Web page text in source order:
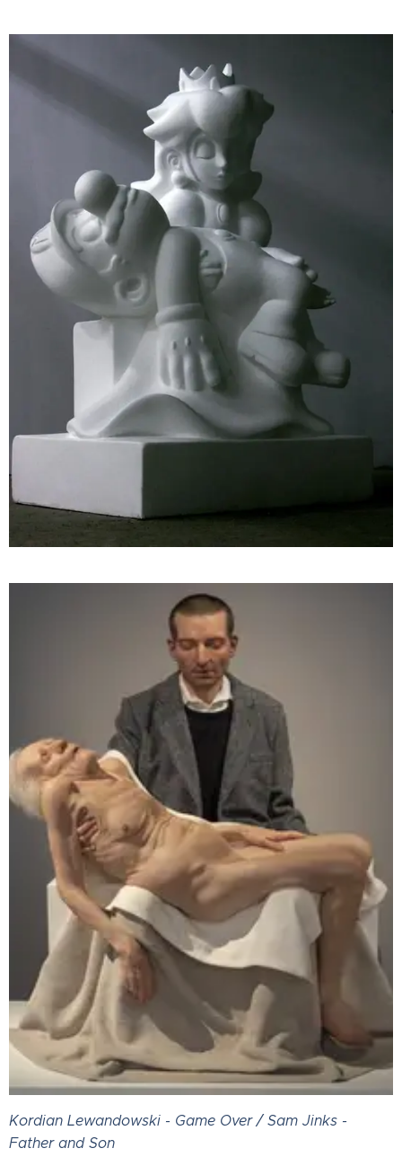
Kordian Lewandowski - Game Over / Sam Jinks -
Father and Son